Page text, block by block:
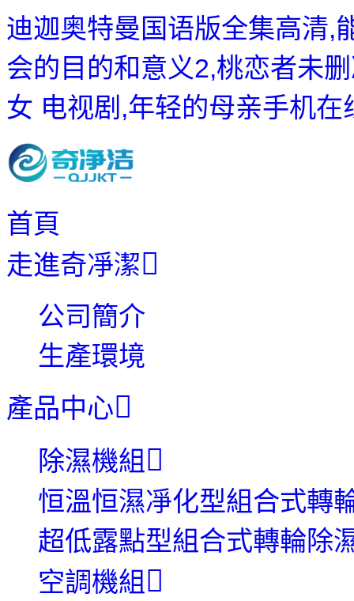
迪迦奥特曼国语版全集高清,
会的目的和意义2,桃恋者未
女 电视剧,年轻的母亲手机
首頁
走進奇凈潔
公司簡介
生產環境
產品中心
除濕機組
恒溫恒濕凈化型組合式轉
超低露點型組合式轉輪除
空調機組